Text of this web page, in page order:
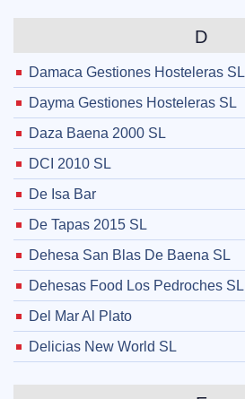
D
Damaca Gestiones Hosteleras SL
Dayma Gestiones Hosteleras SL
Daza Baena 2000 SL
DCI 2010 SL
De Isa Bar
De Tapas 2015 SL
Dehesa San Blas De Baena SL
Dehesas Food Los Pedroches SL
Del Mar Al Plato
Delicias New World SL